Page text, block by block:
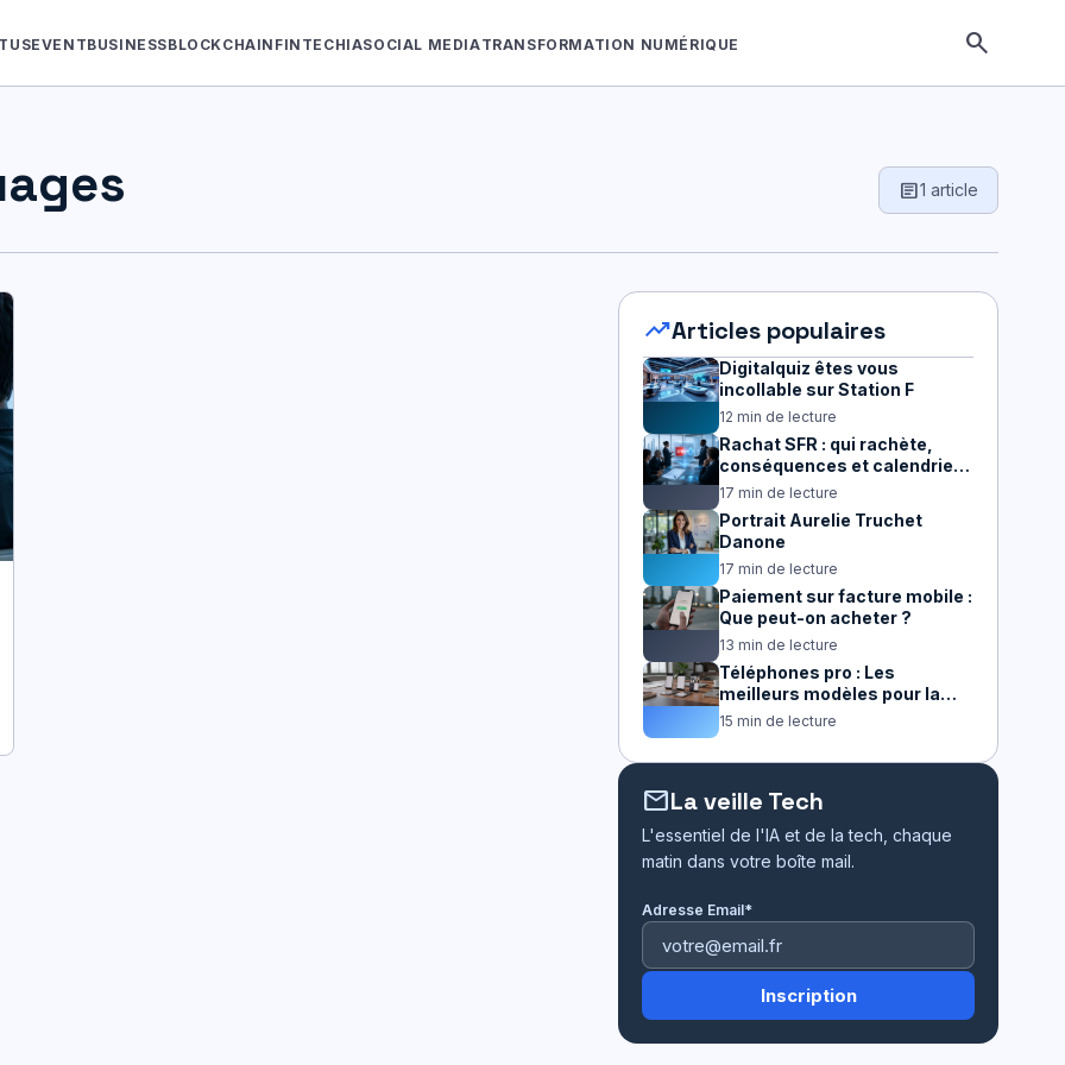
EVENTBUSINESSBLOCKCHAIN FINTECHIASOCIAL MEDIATRANSFORMATION NUMÉRIQUE search
article1 article
trending_upArticles populaires
Digitalquiz êtes vous
incollable sur Station F
12 min de lecture
Rachat SFR : qui rachète,
conséquences et calendrier
2026
17 min de lecture
Portrait Aurelie Truchet
Danone
17 min de lecture
Paiement sur facture mobile :
Que peut-on acheter ?
13 min de lecture
Téléphones pro : Les
meilleurs modèles pour la
productivité
15 min de lecture
mailLa veille Tech
L'essentiel de l'IA et de la tech, chaque
matin dans votre boîte mail.
Adresse Email*